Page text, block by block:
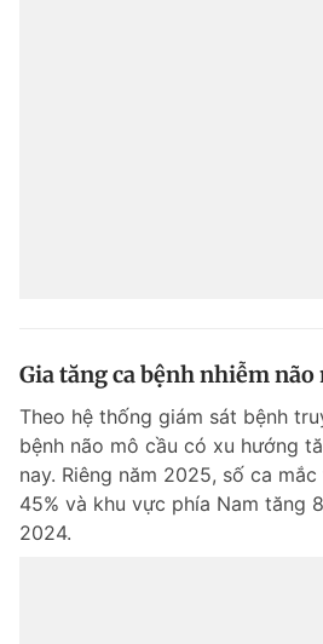
Gia tăng ca bệnh nhiễm não
Theo hệ thống giám sát bệnh
bệnh não mô cầu có xu hướng
nay. Riêng năm 2025, số ca
45% và khu vực phía Nam tăng
2024.